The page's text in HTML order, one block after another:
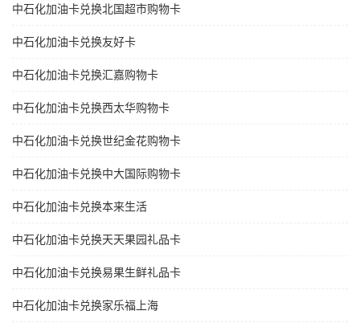
中石化加油卡兑换北国超市购物卡
中石化加油卡兑换友好卡
中石化加油卡兑换汇嘉购物卡
中石化加油卡兑换西太华购物卡
中石化加油卡兑换世纪金花购物卡
中石化加油卡兑换中大国际购物卡
中石化加油卡兑换本来生活
中石化加油卡兑换天天果园礼品卡
中石化加油卡兑换易果生鲜礼品卡
中石化加油卡兑换家乐福上海